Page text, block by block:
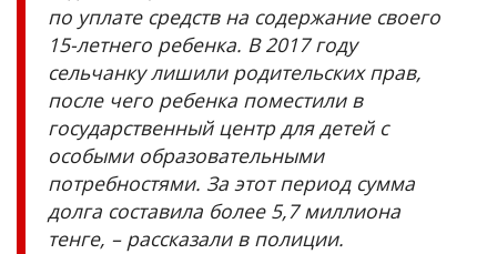
по уплате средств на содержание своего
15-летнего ребенка. В 2017 году
сельчанку лишили родительских прав,
после чего ребенка поместили в
государственный центр для детей с
особыми образовательными
потребностями. За этот период сумма
долга составила более 5,7 миллиона
тенге, – рассказали в полиции.